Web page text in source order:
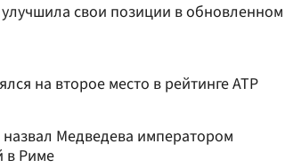
свои позиции в обновленном
на второе место в рейтинге АТР
Медведева императором
в Риме